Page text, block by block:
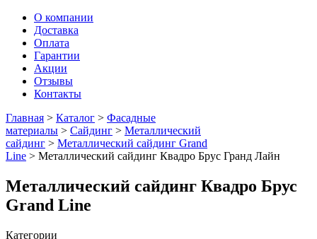
О компании
Доставка
Оплата
Гарантии
Акции
Отзывы
Контакты
Главная > Каталог > Фасадные
материалы > Сайдинг > Металлический
сайдинг > Металлический сайдинг Grand
Line > Металлический сайдинг Квадро Брус Гранд Лайн
Металлический сайдинг Квадро Брус
Grand Line
Категории